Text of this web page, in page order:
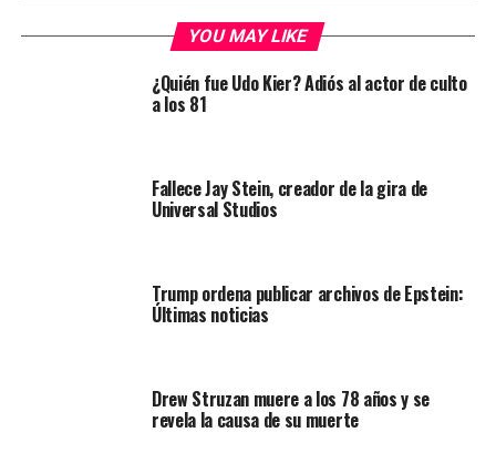
YOU MAY LIKE
¿Quién fue Udo Kier? Adiós al actor de culto
a los 81
Fallece Jay Stein, creador de la gira de
Universal Studios
Trump ordena publicar archivos de Epstein:
Últimas noticias
Drew Struzan muere a los 78 años y se
revela la causa de su muerte